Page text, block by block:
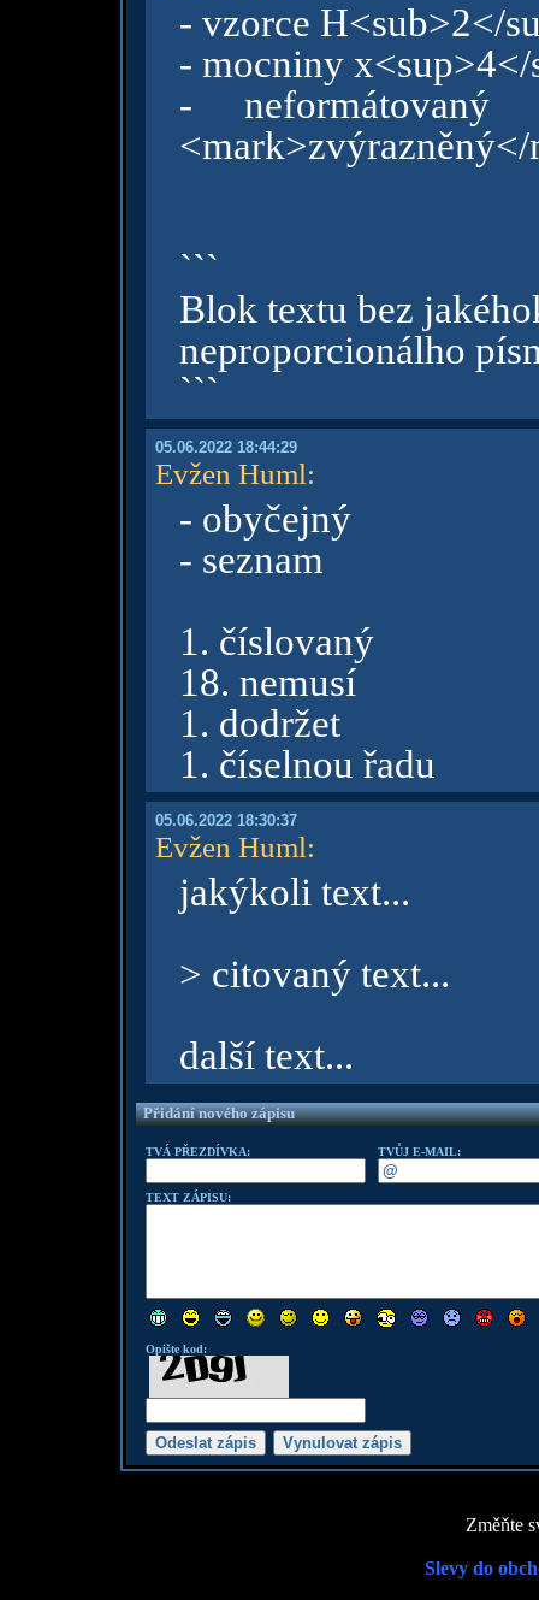
- vzorce H<sub>2</
- mocniny x<sup>4</
-
```
Blok textu bez
neproporcionálho
```
05.06.2022 18:44:29
Evžen Huml:
- obyčejný
- seznam
1. číslovaný
18. nemusí
1. dodržet
1. číselnou řadu
05.06.2022 18:30:37
Evžen Huml:
jakýkoli text...
> citovaný text...
další text...
Přidání nového zápisu
TVÁ PŘEZDÍVKA: TVŮJ E-MAIL:
TEXT ZÁPISU:
Opište kod:
Změňte
Slevy do